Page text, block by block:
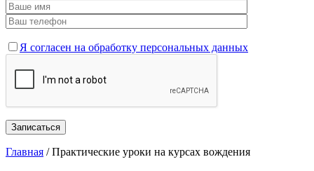
Я согласен на обработку персональных данных
Главная /Практические уроки на курсах вождения